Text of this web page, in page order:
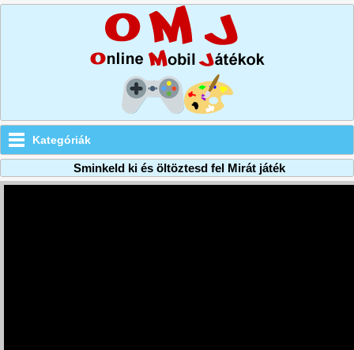
Kategóriák
Sminkeld ki és öltöztesd fel Mirát játék